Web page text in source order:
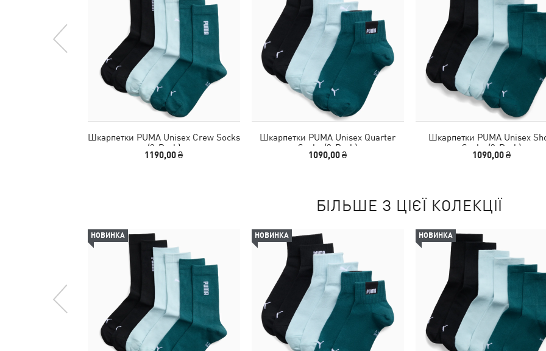
Шкарпетки PUMA Unisex Crew Socks
(3-Pack)
1190,00 ₴
Шкарпетки PUMA Unisex Quarter
Socks (3-Pack)
1090,00 ₴
Шкарпетки PUMA Unisex
Socks (3-Pack)
1090,00 ₴
БІЛЬШЕ З ЦІЄЇ КОЛЕКЦІЇ
НОВИНКА НОВИНКА НОВИНКА